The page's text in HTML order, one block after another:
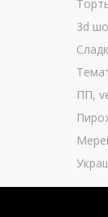
3d
ПП,